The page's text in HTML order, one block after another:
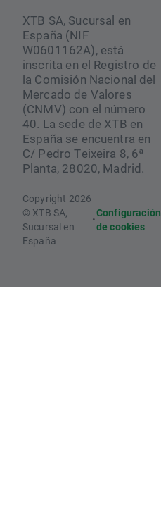
XTB SA, Sucursal en
España (NIF
W0601162A), está
inscrita en el Registro de
la Comisión Nacional del
Mercado de Valores
(CNMV) con el número
40. La sede de XTB en
España se encuentra en
C/ Pedro Teixeira 8, 6ª
Planta, 28020, Madrid.
Copyright 2026
© XTB SA,
Sucursal en
España
•
Configuración
de cookies